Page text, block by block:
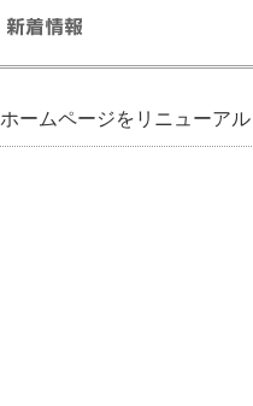
ホームページをリニューア